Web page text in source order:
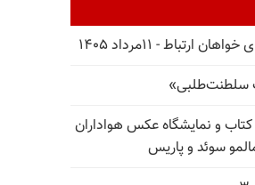
ارتباط - ۱۱مرداد ۱۴۰۵
سلطنت‌طلبی»
و نمایشگاه عکس هواداران
سوئد و پاریس